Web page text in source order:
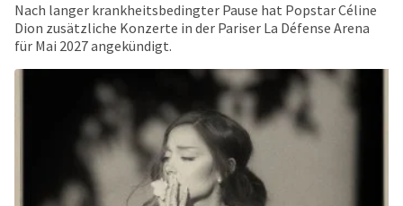
Nach langer krankheitsbedingter Pause hat Popstar Céline
Dion zusätzliche Konzerte in der Pariser La Défense Arena
für Mai 2027 angekündigt.